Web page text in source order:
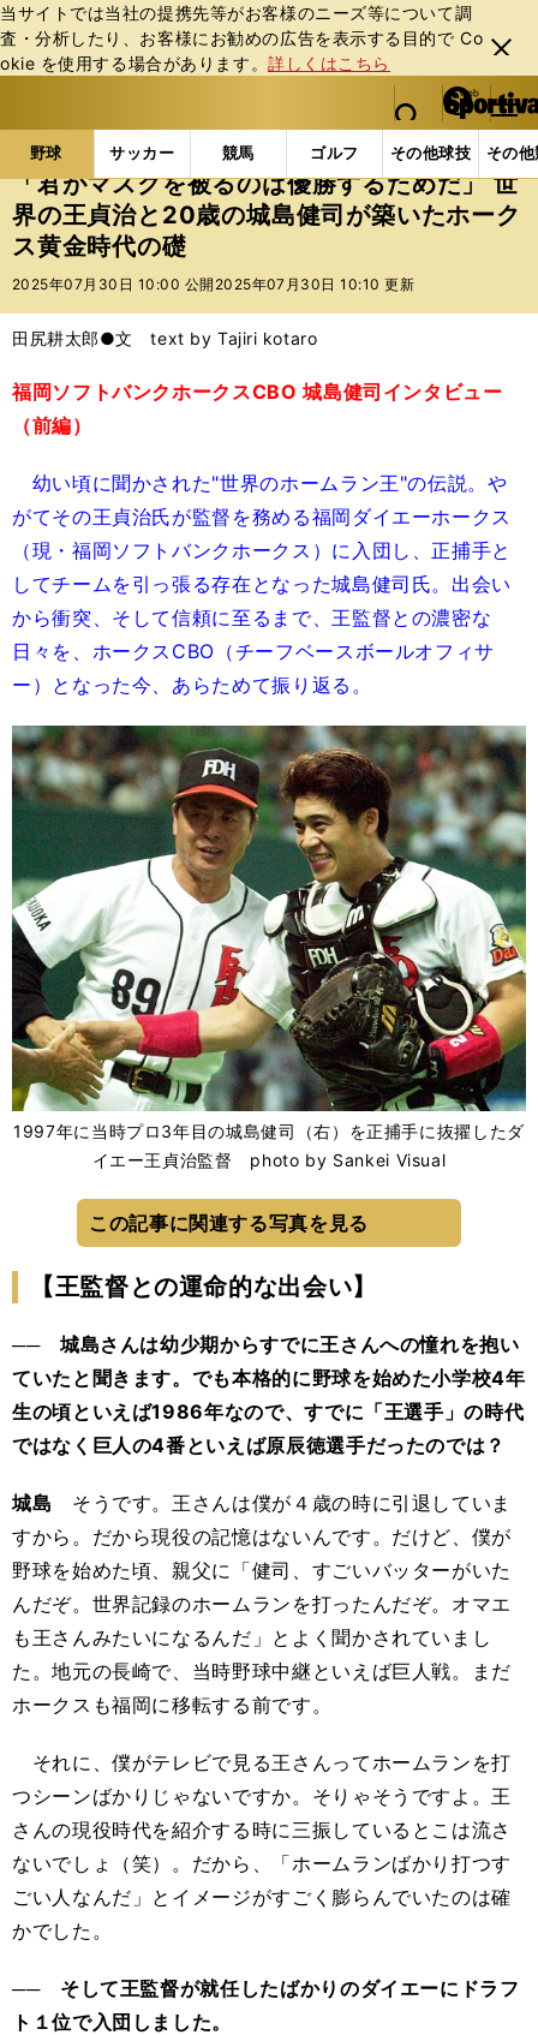
当サイトでは当社の提携先等がお客様のニーズ等について調
査・分析したり、お客様にお勧めの広告を表⽰する⽬的で Co
okie を使⽤する場合があります。詳しくはこちら
閉じ
る
web Sportiva (webスポルティーバ)
検索
マイペ
ー
ジ
メニュ
野球 サッカー 競馬 ゴルフ その他球技 その
b
ス
ポ
ル
テ
ー
バ
野球の記事一覧 プロ野球 「君がマスクを被るのは
「君がマスクを被るのは優勝するためだ」 世
界の王貞治と20歳の城島健司が築いたホーク
ス黄金時代の礎
2025年07月30日 10:00 公開 2025年07月30日 10:10 更新
田尻耕太郎●文 text by Tajiri kotaro
福岡ソフトバンクホークスCBO 城島健司インタビュー
（前編）
幼い頃に聞かされた"世界のホームラン王"の伝説。や
がてその王貞治氏が監督を務める福岡ダイエーホークス
（現・福岡ソフトバンクホークス）に入団し、正捕手と
してチームを引っ張る存在となった城島健司氏。出会い
から衝突、そして信頼に至るまで、王監督との濃密な
日々を、ホークスCBO（チーフベースボールオフィサ
ー）となった今、あらためて振り返る。
1997年に当時プロ3年目の城島健司（右）を正捕手に抜擢したダ
イエー王貞治監督 photo by Sankei Visual
この記事に関連する写真を見る
【王監督との運命的な出会い】
── 城島さんは幼少期からすでに王さんへの憧れを抱い
ていたと聞きます。でも本格的に野球を始めた小学校4年
生の頃といえば1986年なので、すでに「王選手」の時代
ではなく巨人の4番といえば原辰徳選手だったのでは？
城島 そうです。王さんは僕が４歳の時に引退していま
すから。だから現役の記憶はないんです。だけど、僕が
野球を始めた頃、親父に「健司、すごいバッターがいた
んだぞ。世界記録のホームランを打ったんだぞ。オマエ
も王さんみたいになるんだ」とよく聞かされていまし
た。地元の長崎で、当時野球中継といえば巨人戦。まだ
ホークスも福岡に移転する前です。
それに、僕がテレビで見る王さんってホームランを打
つシーンばかりじゃないですか。そりゃそうですよ。王
さんの現役時代を紹介する時に三振しているとこは流さ
ないでしょ（笑）。だから、「ホームランばかり打つす
ごい人なんだ」とイメージがすごく膨らんでいたのは確
かでした。
── そして王監督が就任したばかりのダイエーにドラフ
ト１位で入団しました。